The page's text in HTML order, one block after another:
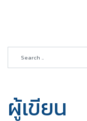
ผู้เขียน